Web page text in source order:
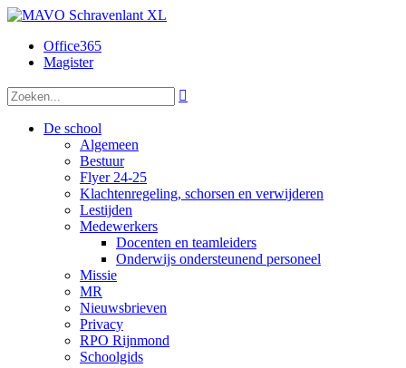
Office365
Magister

De school
Algemeen
Bestuur
Flyer 24-25
Klachtenregeling, schorsen en verwijderen
Lestijden
Medewerkers
Docenten en teamleiders
Onderwijs ondersteunend personeel
Missie
MR
Nieuwsbrieven
Privacy
RPO Rijnmond
Schoolgids